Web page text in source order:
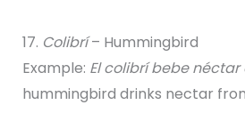
17. Colibrí– Hummingbird
Example: El colibrí bebe néctar
hummingbird drinks nectar